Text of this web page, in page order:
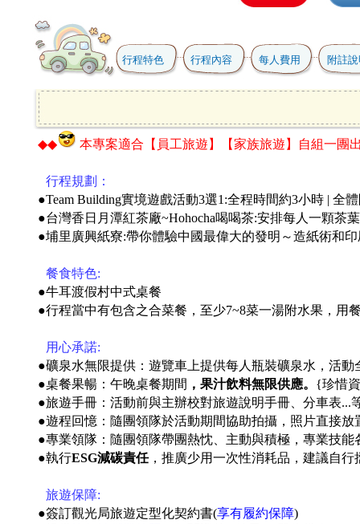
行程特色 行程內容 每人費用 附註
◆◆ 本專案適合 【員工旅遊】【家族旅遊】自組一團
行程規劃：
●Team Building實境遊戲活動3選1:全程時間約3小時 | 全
●台灣香日月潭紅茶廠~Hohocha喝喝茶:安排每人一顆茶
●埔里廣興紙寮:帶你體驗中國最偉大的發明～造紙術和
餐食特色:
●牛耳渡假村中式桌餐
●行程當中有包含之合菜餐，至少7~8菜一湯附水果，用
用心承諾:
●礦泉水無限提供：遊覽車上提供每人瓶裝礦泉水，活動
●桌餐果暢：午晚桌餐期間 ，果汁飲料無限供應。 {珍惜
●旅遊手冊：活動前與主辦校對旅遊說明手冊、分車表...
●遊程回憶：隨團領隊於活動期間協助拍攝，照片直接放
●專業領隊：隨團領隊帶團熱忱、主動與積極，專業技能
●執行ESG減碳責任，推廣少用一次性消耗品，建議自
旅遊保障:
●簽訂觀光局旅遊定型化契約書(享有履約保障)